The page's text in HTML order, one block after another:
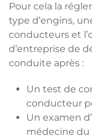
Pour cela la
type d’engins,
conducteurs et
d’entreprise de
conduite après :
Un test de
conducteur
Un examen
médecine du